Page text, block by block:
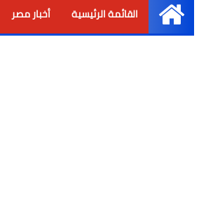
الرئيسية
القائمة الرئيسية أخبار مصر